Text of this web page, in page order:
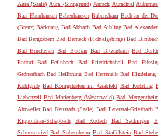
Aura (Saale) Aura (Sinngrund) Aurach Aurachtal
Baar-Ebenhausen Babenhausen Babensham Bach an der
(Brenz) Backnang Bad Abbach Bad Aibling Bad
Bad Bergzabern Bad Berneck (Fichtelgebirge) Bad
Bad Brückenau Bad Buchau Bad Ditzenbach Bad
Endorf
Bad Feilnbach Bad Friedrichshall Bad
Grönenbach Bad Heilbrunn Bad Herrenalb Bad Hindelang
Kohlgrub Bad Königshofen im Grabfeld Bad Kötzting
Liebenzell Bad Marienberg (Westerwald) Bad Mergentheim
Ahrweiler Bad Neustadt (Saale) Bad Peterstal-Griesbach
Rippoldsau-Schapbach
Bad Rodach Bad Säckingen
Schussenried Bad Sobernheim Bad Staffelstein Bad